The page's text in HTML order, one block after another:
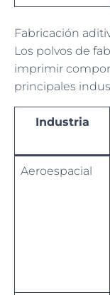
Fabricación
Los polvos de
imprimir
principales
Industria
Aeroespacial